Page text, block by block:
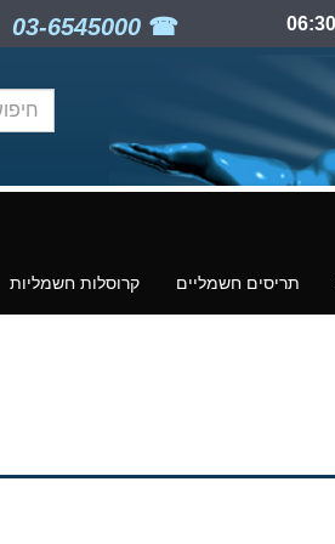
חיפוש
תוכן
תריסים חשמליים קרוסלות חשמליות